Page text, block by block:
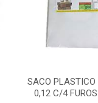
SACO PLASTICO
0,12 C/4